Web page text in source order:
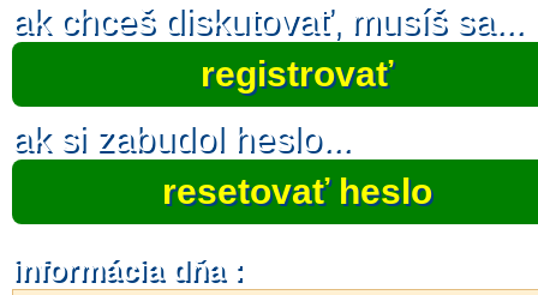
ak chceš diskutovať, musíš sa...
registrovať
ak si zabudol heslo...
resetovať heslo
informácia dňa :